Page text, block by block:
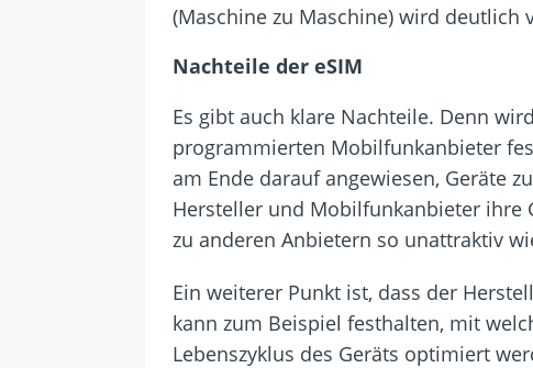
(Maschine zu Maschine) wird
Nachteile der eSIM
Es gibt auch klare Nachteile. Denn
programmierten Mobilfunkanbieter
am Ende darauf angewiesen, Geräte
Hersteller und Mobilfunkanbieter ihre
zu anderen Anbietern so unattraktiv
Ein weiterer Punkt ist, dass der
kann zum Beispiel festhalten, mit
Lebenszyklus des Geräts optimiert